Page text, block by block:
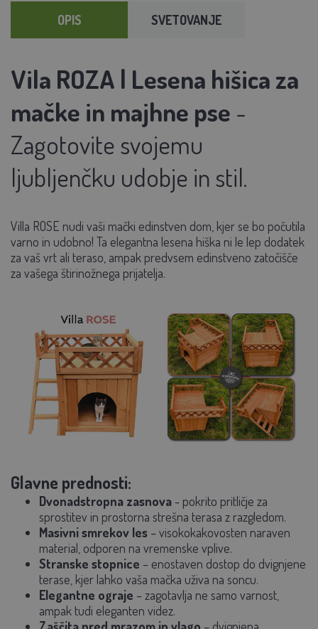
OPIS SVETOVANJE
Vila ROZA | Lesena hišica za
mačke in majhne pse -
Zagotovite svojemu
ljubljenčku udobje in stil.
Villa ROSE nudi vaši mački edinstven dom, kjer se bo počutila
varno in udobno! Ta elegantna lesena hiška ni le lep dodatek
za vaš vrt ali teraso, ampak predvsem edinstveno zatočišče
za vašega štirinožnega prijatelja.
Glavne prednosti:
Dvonadstropna zasnova - pokrito pritličje za
sprostitev in prostorna strešna terasa z razgledom.
Masivni smrekov les – visokokakovosten naraven
material, odporen na vremenske vplive.
Stranske stopnice – enostaven dostop do dvignjene
terase, kjer lahko vaša mačka uživa na soncu.
Elegantne ograje – zagotavlja ne samo varnost,
ampak tudi eleganten videz.